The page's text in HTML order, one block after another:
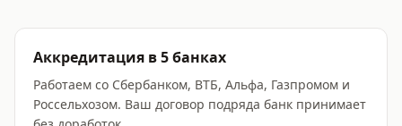
Аккредитация в 5 банках
Работаем со Сбербанком, ВТБ, Альфа, Газпромом и
Россельхозом. Ваш договор подряда банк принимает